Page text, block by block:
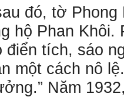
đó, tờ
hộ Phan Khôi.
điển tích, sáo
một cách nô
Năm